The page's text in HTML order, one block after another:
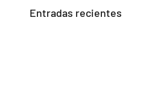
Entradas recientes